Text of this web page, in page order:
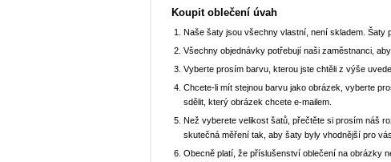
Koupit oblečení úvah
Naše šaty jsou všechny vlastní, není skladem. Šaty
Všechny objednávky potřebují naši zaměstnanci,
Vyberte prosím barvu, kterou jste chtěli z výše
Chcete-li mít stejnou barvu jako obrázek, vyberte
sdělit, který obrázek chcete e-mailem.
Než vyberete velikost šatů, přečtěte si prosím náš
skutečná měření tak, aby šaty byly vhodnější pro vás.
Obecně platí, že příslušenství oblečení na obrázky